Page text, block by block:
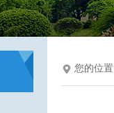
您的位